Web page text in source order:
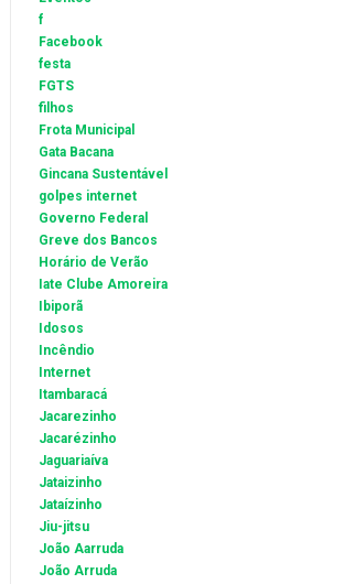
f
Facebook
festa
FGTS
filhos
Frota Municipal
Gata Bacana
Gincana Sustentável
golpes internet
Governo Federal
Greve dos Bancos
Horário de Verão
Iate Clube Amoreira
Ibiporã
Idosos
Incêndio
Internet
Itambaracá
Jacarezinho
Jacarézinho
Jaguariaíva
Jataizinho
Jataízinho
Jiu-jitsu
João Aarruda
João Arruda